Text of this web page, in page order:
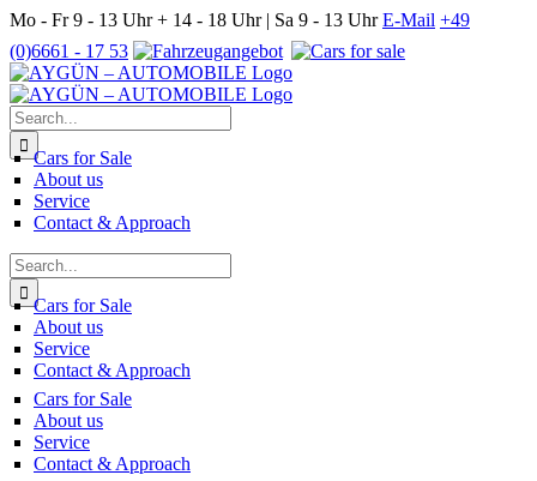
Skip
to
content
Mo - Fr 9 - 13 Uhr + 14 - 18 Uhr | Sa 9 - 13 Uhr E-Mail +49
(0)6661 - 17 53
Search
for:
Cars for Sale
About us
Service
Contact & Approach
Search
for:
Cars for Sale
About us
Service
Contact & Approach
Cars for Sale
About us
Service
Contact & Approach